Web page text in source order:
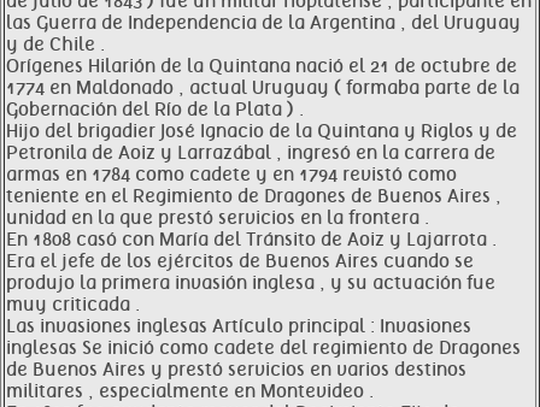
las Guerra de Independencia de la Argentina , del Uruguay
y de Chile .
Orígenes Hilarión de la Quintana nació el 21 de octubre de
1774 en Maldonado , actual Uruguay ( formaba parte de la
Gobernación del Río de la Plata ) .
Hijo del brigadier José Ignacio de la Quintana y Riglos y de
Petronila de Aoiz y Larrazábal , ingresó en la carrera de
armas en 1784 como cadete y en 1794 revistó como
teniente en el Regimiento de Dragones de Buenos Aires ,
unidad en la que prestó servicios en la frontera .
En 1808 casó con María del Tránsito de Aoiz y Lajarrota .
Era el jefe de los ejércitos de Buenos Aires cuando se
produjo la primera invasión inglesa , y su actuación fue
muy criticada .
Las invasiones inglesas Artículo principal : Invasiones
inglesas Se inició como cadete del regimiento de Dragones
de Buenos Aires y prestó servicios en varios destinos
militares , especialmente en Montevideo .